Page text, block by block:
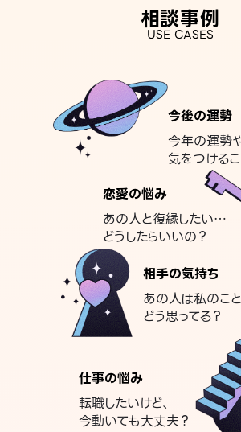
相談事例
USE CASES
今後の運勢
今年の運勢
気をつける
恋愛の悩み
あの人と復縁したい…
どうしたらいいの？
相手の気持ち
あの人は私のこ
どう思ってる？
仕事の悩み
転職したいけど、
今動いても大丈夫？